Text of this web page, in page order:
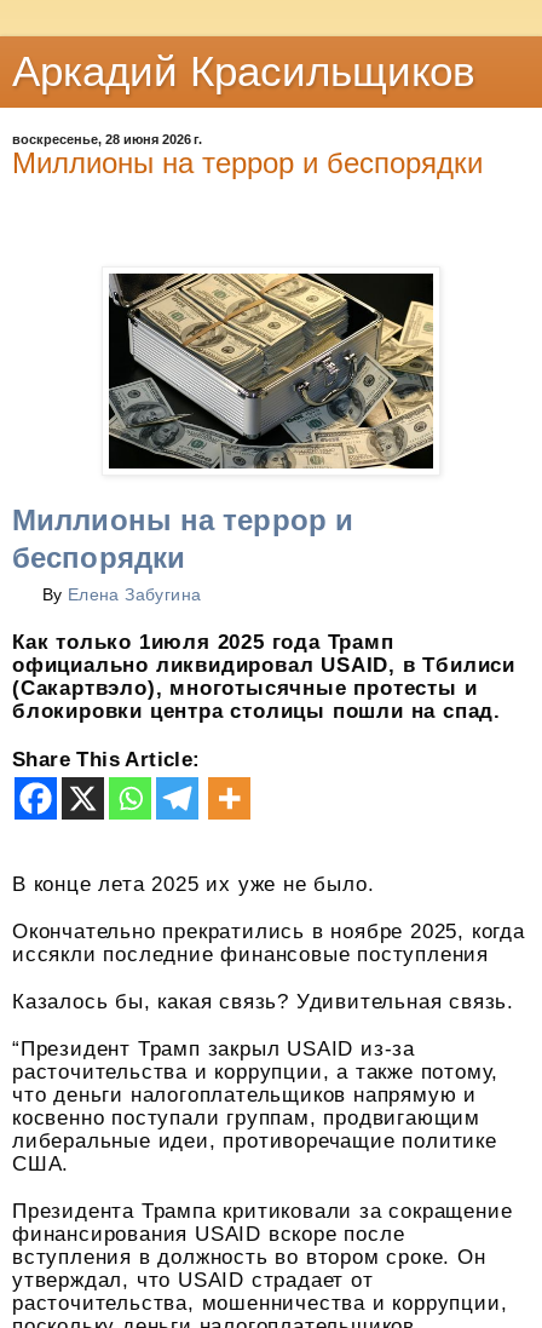
Аркадий Красильщиков
воскресенье, 28 июня 2026 г.
Миллионы на террор и беспорядки
Миллионы на террор и
беспорядки
By Елена Забугина
Как только 1июля 2025 года Трамп
официально ликвидировал USAID, в Тбилиси
(Сакартвэло), многотысячные протесты и
блокировки центра столицы пошли на спад.
Share This Article:
В конце лета 2025 их уже не было.
Окончательно прекратились в ноябре 2025, когда
иссякли последние финансовые поступления
Казалось бы, какая связь? Удивительная связь.
“Президент Трамп закрыл USAID из-за
расточительства и коррупции, а также потому,
что деньги налогоплательщиков напрямую и
косвенно поступали группам, продвигающим
либеральные идеи, противоречащие политике
США.
Президента Трампа критиковали за сокращение
финансирования USAID вскоре после
вступления в должность во втором сроке. Он
утверждал, что USAID страдает от
расточительства, мошенничества и коррупции,